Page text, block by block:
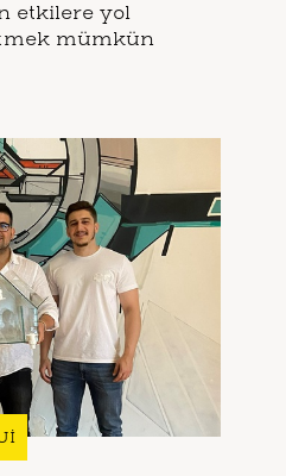
etkilere yol
mümkün